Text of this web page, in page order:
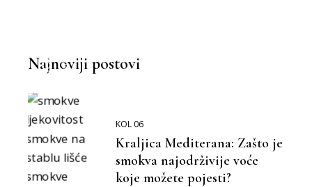
BOLJA OKOLINA
Najnoviji postovi
KOL 06
Kraljica Mediterana: Zašto je
smokva najodrživije voće
koje možete pojesti?